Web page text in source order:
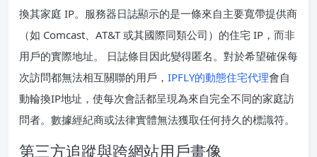
換其家庭 IP。服務器日誌顯示的是一條來自主要寬帶提供商
（如 Comcast、AT&T 或其國際同類公司）的住宅 IP，而非
用戶的實際地址。 日誌條目因此變得匿名。對於希望確保每
次訪問都無法相互關聯的用戶， IPFLY的動態住宅代理會自
動輪換IP地址，使每次會話都呈現為來自完全不同的家庭訪
問者。數據經紀商或法律實體無法獲取任何持久的標識符。
第三方追蹤與跨網站用戶畫像